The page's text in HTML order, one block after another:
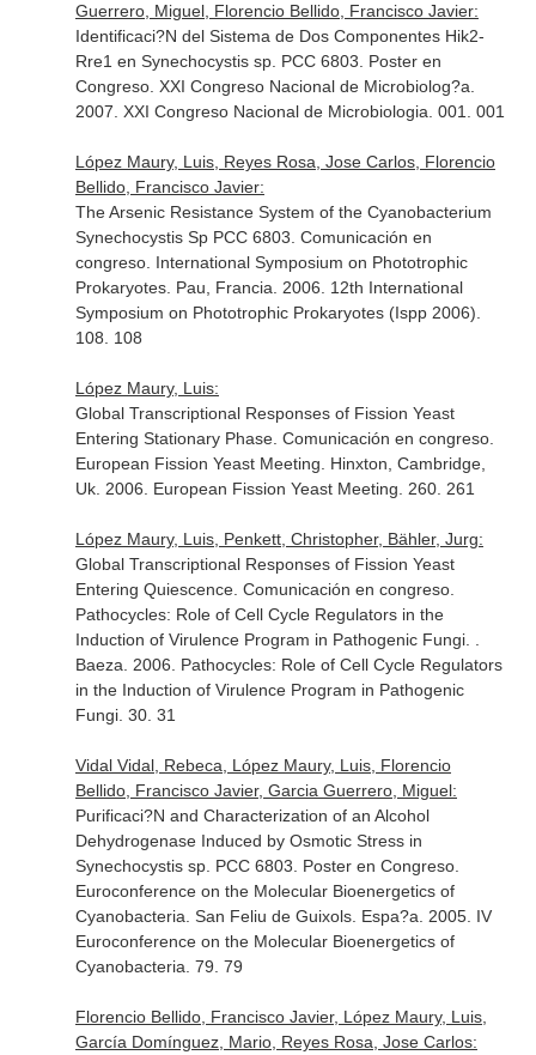
Guerrero, Miguel, Florencio Bellido, Francisco Javier:
Identificaci?N del Sistema de Dos Componentes Hik2-
Rre1 en Synechocystis sp. PCC 6803. Poster en
Congreso. XXI Congreso Nacional de Microbiolog?a.
2007. XXI Congreso Nacional de Microbiologia. 001. 001
López Maury, Luis, Reyes Rosa, Jose Carlos, Florencio
Bellido, Francisco Javier:
The Arsenic Resistance System of the Cyanobacterium
Synechocystis Sp PCC 6803. Comunicación en
congreso. International Symposium on Phototrophic
Prokaryotes. Pau, Francia. 2006. 12th International
Symposium on Phototrophic Prokaryotes (Ispp 2006).
108. 108
López Maury, Luis:
Global Transcriptional Responses of Fission Yeast
Entering Stationary Phase. Comunicación en congreso.
European Fission Yeast Meeting. Hinxton, Cambridge,
Uk. 2006. European Fission Yeast Meeting. 260. 261
López Maury, Luis, Penkett, Christopher, Bähler, Jurg:
Global Transcriptional Responses of Fission Yeast
Entering Quiescence. Comunicación en congreso.
Pathocycles: Role of Cell Cycle Regulators in the
Induction of Virulence Program in Pathogenic Fungi. .
Baeza. 2006. Pathocycles: Role of Cell Cycle Regulators
in the Induction of Virulence Program in Pathogenic
Fungi. 30. 31
Vidal Vidal, Rebeca, López Maury, Luis, Florencio
Bellido, Francisco Javier, Garcia Guerrero, Miguel:
Purificaci?N and Characterization of an Alcohol
Dehydrogenase Induced by Osmotic Stress in
Synechocystis sp. PCC 6803. Poster en Congreso.
Euroconference on the Molecular Bioenergetics of
Cyanobacteria. San Feliu de Guixols. Espa?a. 2005. IV
Euroconference on the Molecular Bioenergetics of
Cyanobacteria. 79. 79
Florencio Bellido, Francisco Javier, López Maury, Luis,
García Domínguez, Mario, Reyes Rosa, Jose Carlos: